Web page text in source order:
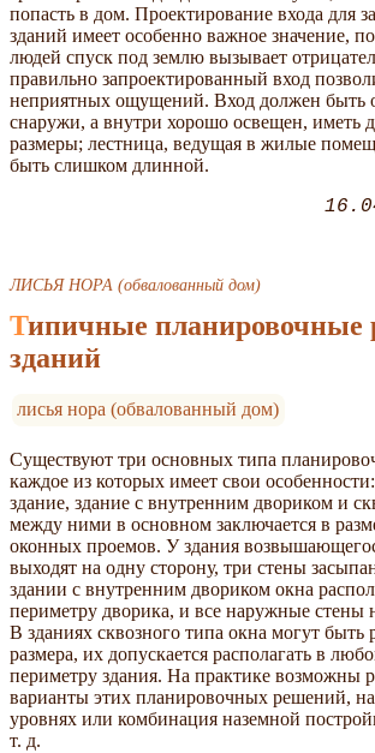
попасть в дом. Проектирование входа для
зданий имеет особенно важное значение,
людей спуск под землю вызывает
правильно запроектированный вход
неприятных ощущений. Вход должен быть
снаружи, а внутри хорошо освещен, иметь
размеры; лестница, ведущая в жилые
быть слишком длинной.
ЛИСЬЯ НОРА (обвалованный дом)
Типичные планировочные решения
зданий
лисья нора (обвалованный дом)
Существуют три основных типа
каждое из которых имеет свои
здание, здание с внутренним двориком и
между ними в основном заключается в
оконных проемов. У здания
выходят на одну сторону, три стены
здании с внутренним двориком окна
периметру дворика, и все наружные стены
В зданиях сквозного типа окна могут быть
размера, их допускается располагать в
периметру здания. На практике возможны
варианты этих планировочных решений,
уровнях или комбинация наземной
т. д.